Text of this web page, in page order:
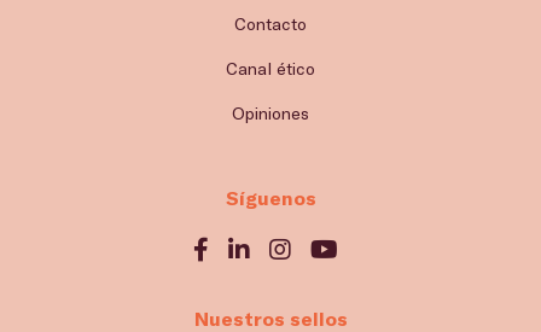
Contacto
Canal ético
Opiniones
Síguenos
Nuestros sellos